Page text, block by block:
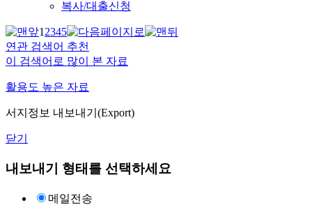
복사/대출신청
12345
연관 검색어 추천
이 검색어로 많이 본 자료
활용도 높은 자료
서지정보 내보내기(Export)
닫기
내보내기 형태를 선택하세요
메일전송